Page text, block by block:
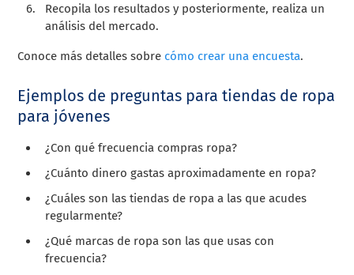
Recopila los resultados y posteriormente, realiza un
análisis del mercado.
Conoce más detalles sobre cómo crear una encuesta.
Ejemplos de preguntas para tiendas de ropa
para jóvenes
¿Con qué frecuencia compras ropa?
¿Cuánto dinero gastas aproximadamente en ropa?
¿Cuáles son las tiendas de ropa a las que acudes
regularmente?
¿Qué marcas de ropa son las que usas con
frecuencia?